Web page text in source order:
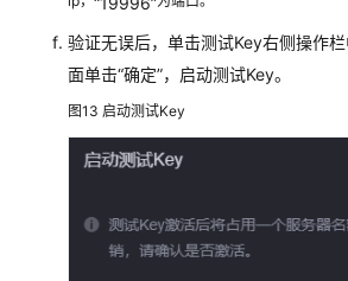
验证无误后，单击测试Key右侧操作
面单击“确定”，启动测试Key。
图13 启动测试Key